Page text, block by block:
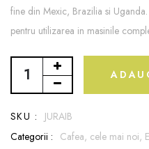
fine din Mexic, Brazilia si
pentru utilizarea in masinile
SKU :
JURAIB
Categorii : Cafea, cele mai noi,